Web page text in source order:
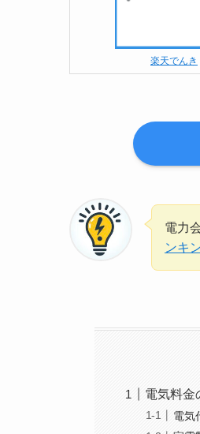
楽天でんき
電力
ンキ
電気料金
電気